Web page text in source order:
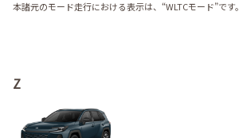
本諸元のモード走行における表示は、“WLTCモード”です。
Z